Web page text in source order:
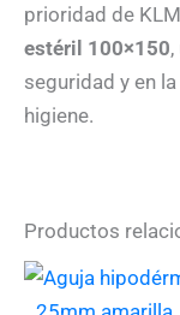
prioridad de
estéril 100×150
seguridad y en
higiene.
Productos